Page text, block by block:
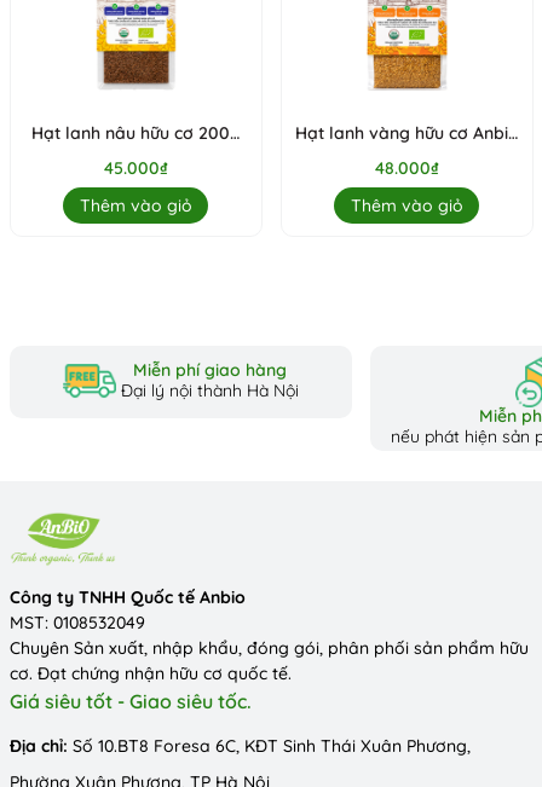
Hạt lanh nâu hữu cơ 200g
45.000₫
Thêm vào giỏ
Hạt lanh vàng hữu cơ Anbio
48.000₫
Thêm vào giỏ
Miễn phí giao hàng
Đại lý nội thành Hà Nội
Miễn
nếu phát hiện sản
Công ty TNHH Quốc tế Anbio
MST: 0108532049
Chuyên Sản xuất, nhập khẩu, đóng gói, phân phối sản phẩm hữu
cơ. Đạt chứng nhận hữu cơ quốc tế.
Giá siêu tốt - Giao siêu tốc.
Địa chỉ: Số 10.BT8 Foresa 6C, KĐT Sinh Thái Xuân Phương,
Phường Xuân Phương, TP Hà Nội